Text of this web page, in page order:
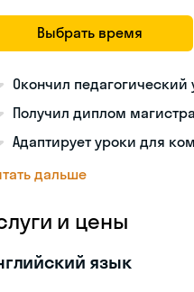
Выбрать время
Окончил
Получил диплом
Адаптирует уроки для
дальше
и цены
язык